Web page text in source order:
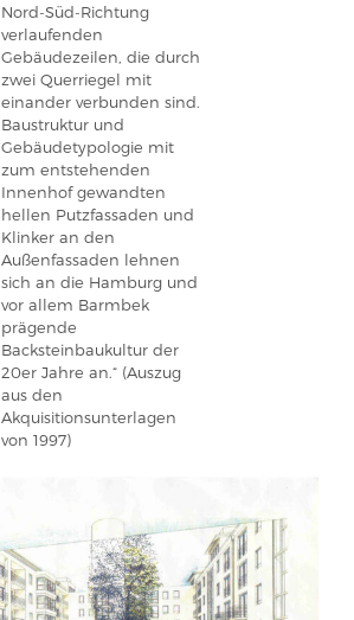
Nord-Süd-Richtung
verlaufenden
Gebäudezeilen, die durch
zwei Querriegel mit
einander verbunden sind.
Baustruktur und
Gebäudetypologie mit
zum entstehenden
Innenhof gewandten
hellen Putzfassaden und
Klinker an den
Außenfassaden lehnen
sich an die Hamburg und
vor allem Barmbek
prägende
Backsteinbaukultur der
20er Jahre an.“ (Auszug
aus den
Akquisitionsunterlagen
von 1997)